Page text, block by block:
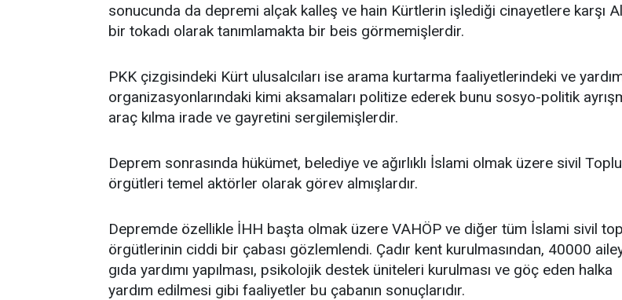
sonucunda da depremi alçak kalleş ve hain Kürtlerin işlediği cinayetlere karşı
bir tokadı olarak tanımlamakta bir beis görmemişlerdir.
PKK çizgisindeki Kürt ulusalcıları ise arama kurtarma faaliyetlerindeki ve
organizasyonlarındaki kimi aksamaları politize ederek bunu sosyo-politik
araç kılma irade ve gayretini sergilemişlerdir.
Deprem sonrasında hükümet, belediye ve ağırlıklı İslami olmak üzere sivil
örgütleri temel aktörler olarak görev almışlardır.
Depremde özellikle İHH başta olmak üzere VAHÖP ve diğer tüm İslami sivil
örgütlerinin ciddi bir çabası gözlemlendi. Çadır kent kurulmasından, 40000
gıda yardımı yapılması, psikolojik destek üniteleri kurulması ve göç eden halka
yardım edilmesi gibi faaliyetler bu çabanın sonuçlarıdır.